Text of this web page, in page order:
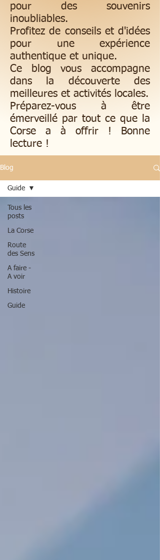
pour des souvenirs
inoubliables.
Profitez de conseils et d'idées
pour une expérience
authentique et unique.
Ce blog vous accompagne
dans la découverte des
meilleures et activités locales.
Préparez-vous à être
émerveillé par tout ce que la
Corse a à offrir ! Bonne
lecture !
Blog
Tous les
posts
La Corse
Route
des Sens
A faire -
A voir
Histoire
Guide
Guide